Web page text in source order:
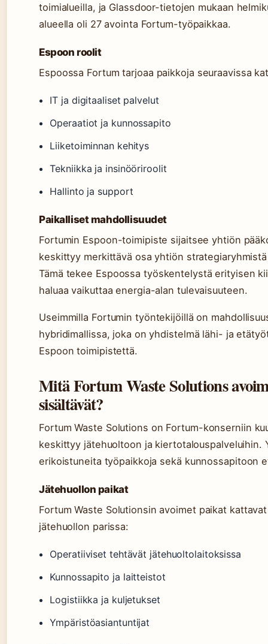
toimialueilla, ja Glassdoor-tietojen mukaan
alueella oli 27 avointa Fortum-työpaikkaa.
Espoon roolit
Espoossa Fortum tarjoaa paikkoja seuraavissa
IT ja digitaaliset palvelut
Operaatiot ja kunnossapito
Liiketoiminnan kehitys
Tekniikka ja insinööriroolit
Hallinto ja support
Paikalliset mahdollisuudet
Fortumin Espoon-toimipiste sijaitsee yhtiön
keskittyy merkittävä osa yhtiön
Tämä tekee Espoossa työskentelystä erityisen
haluaa vaikuttaa energia-alan tulevaisuuteen.
Useimmilla Fortumin työntekijöillä on
hybridimallissa, joka on yhdistelmä lähi- ja
Espoon toimipistettä.
Mitä Fortum Waste Solutions
sisältävät?
Fortum Waste Solutions on Fortum-konserniin
keskittyy jätehuoltoon ja kiertotalouspalveluihin.
erikoistuneita työpaikkoja sekä kunnossapitoon
Jätehuollon paikat
Fortum Waste Solutionsin avoimet paikat
jätehuollon parissa:
Operatiiviset tehtävät jätehuoltolaitoksissa
Kunnossapito ja laitteistot
Logistiikka ja kuljetukset
Ympäristöasiantuntijat